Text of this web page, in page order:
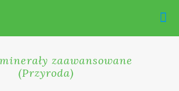
zaawansowane
(Przyroda)